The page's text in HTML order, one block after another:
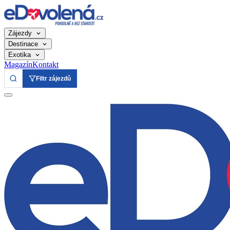
Zájezdy
Destinace
Exotika
MagazínKontakt
Filtr zájezdů